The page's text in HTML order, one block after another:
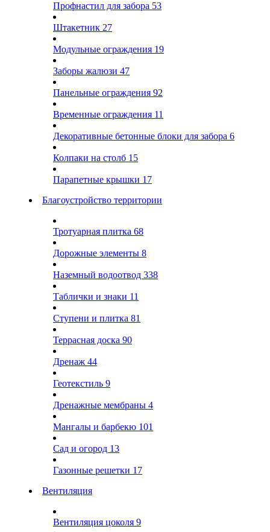
Профнастил для забора 53
Штакетник 27
Модульные ограждения 19
Заборы жалюзи 47
Панельные ограждения 92
Временные ограждения 11
Декоративные бетонные блоки для забора 6
Колпаки на столб 15
Парапетные крышки 17
Благоустройство территории
Тротуарная плитка 68
Дорожные элементы 8
Наземный водоотвод 338
Таблички и знаки 11
Ступени и плитка 81
Террасная доска 90
Дренаж 44
Геотекстиль 9
Дренажные мембраны 4
Мангалы и барбекю 101
Сад и огород 13
Газонные решетки 17
Вентиляция
Вентиляция цоколя 9